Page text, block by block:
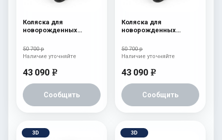
Коляска для
новорожденных
Beige) Denim
50 700 р
43 090 e
Сообщить
Наличие уточняйте
Коляска для
новорожденных
White) Denim
50 700 р
43 090 e
Сообщить
Наличие уточняйте
3D 3D